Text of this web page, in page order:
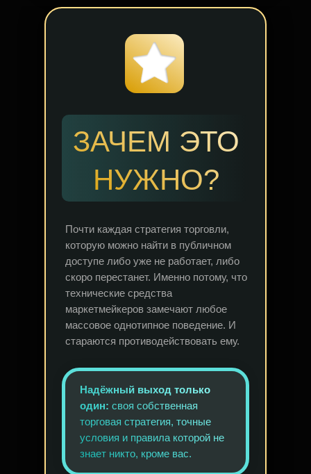
ЗАЧЕМ ЭТО
НУЖНО?
Почти каждая стратегия торговли,
которую можно найти в публичном
доступе либо уже не работает, либо
скоро перестанет. Именно потому, что
технические средства
маркетмейкеров замечают любое
массовое однотипное поведение. И
стараются противодействовать ему.
Надёжный выход только
один: своя собственная
торговая стратегия, точные
условия и правила которой не
знает никто, кроме вас.